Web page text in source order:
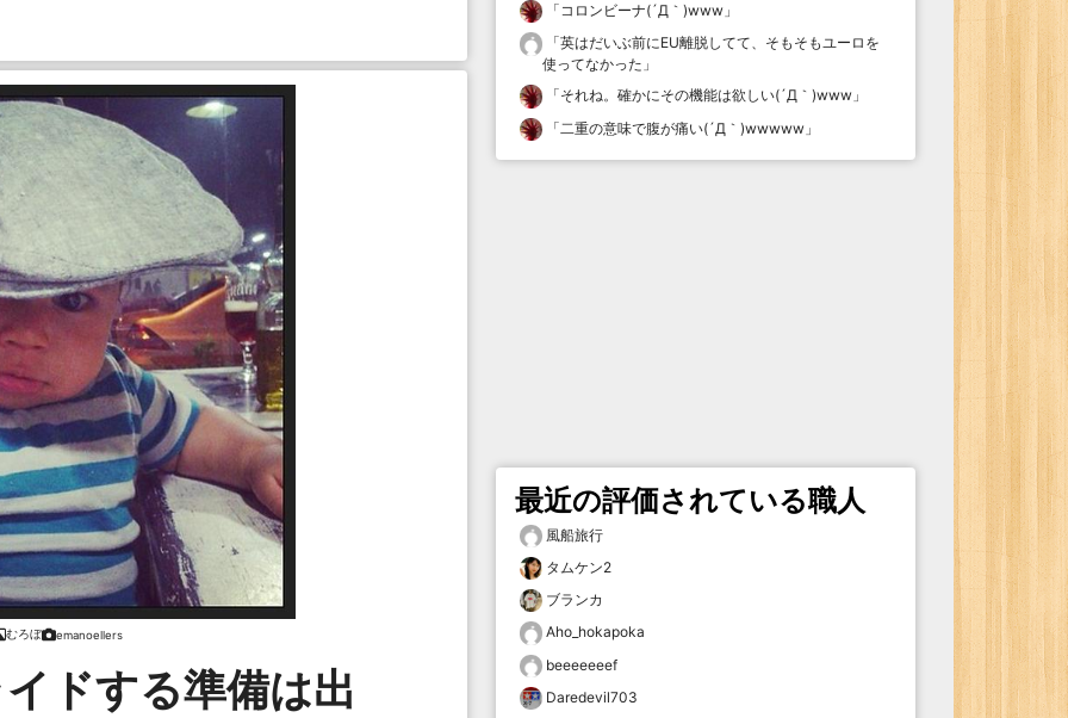
むろぼ emanoellers
ドする準備は出
「コロンビーナ(´Д｀)www 」
「英はだいぶ前にEU離脱してて、そもそもユーロを
使ってなかった 」
「それね。確かにその機能は欲しい(´Д｀)www 」
「二重の意味で腹が痛い(´Д｀)wwwww 」
最近の評価されている職人
風船旅行
タムケン2
ブランカ
Aho_hokapoka
beeeeeeef
Daredevil703